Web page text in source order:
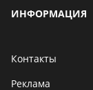
ИНФОРМАЦИЯ
Контакты
Реклама